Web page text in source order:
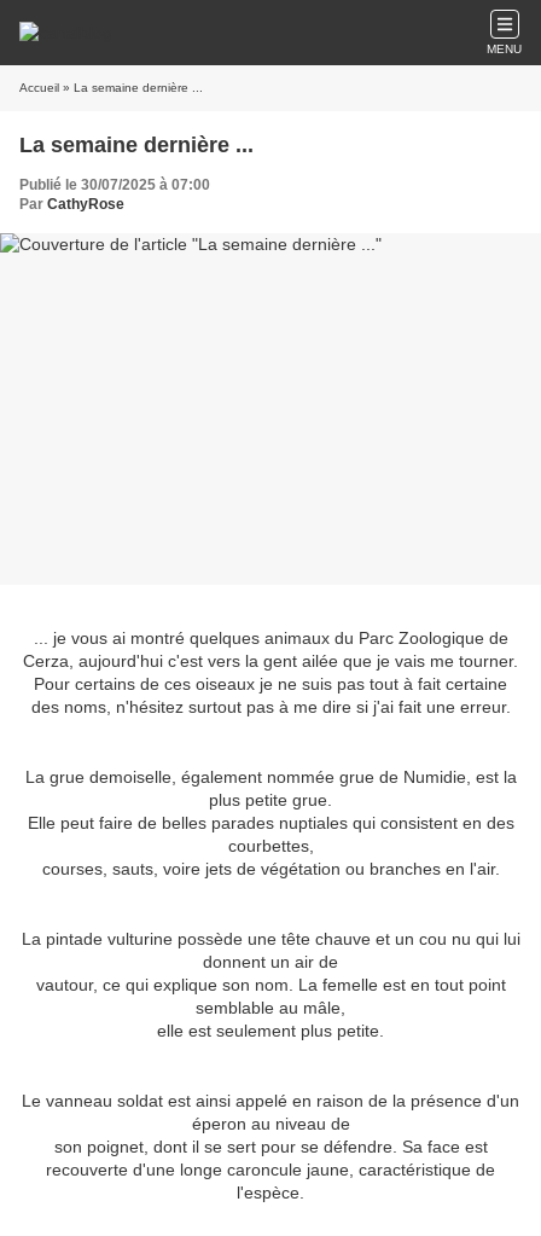
MENU
Accueil » La semaine dernière ...
La semaine dernière ...
Publié le 30/07/2025 à 07:00
Par CathyRose
... je vous ai montré quelques animaux du Parc Zoologique de
Cerza, aujourd'hui c'est vers la gent ailée que je vais me tourner.
Pour certains de ces oiseaux je ne suis pas tout à fait certaine
des noms, n'hésitez surtout pas à me dire si j'ai fait une erreur.
La grue demoiselle, également nommée grue de Numidie, est la
plus petite grue.
Elle peut faire de belles parades nuptiales qui consistent en des
courbettes,
courses, sauts, voire jets de végétation ou branches en l'air.
La pintade vulturine possède une tête chauve et un cou nu qui lui
donnent un air de
vautour, ce qui explique son nom. La femelle est en tout point
semblable au mâle,
elle est seulement plus petite.
Le vanneau soldat est ainsi appelé en raison de la présence d'un
éperon au niveau de
son poignet, dont il se sert pour se défendre. Sa face est
recouverte d'une longe caroncule jaune, caractéristique de
l'espèce.